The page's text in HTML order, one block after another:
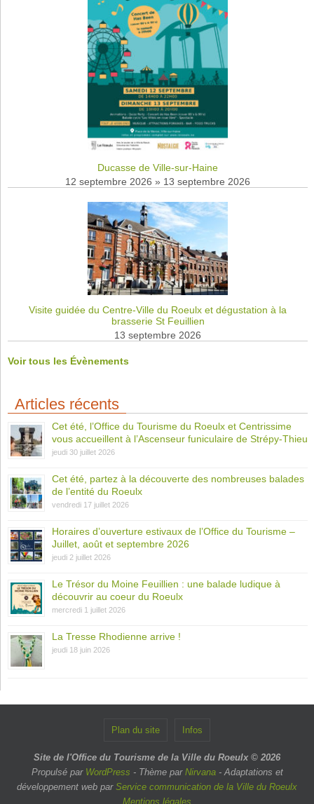
Ducasse de Ville-sur-Haine
12 septembre 2026 » 13 septembre 2026
Visite guidée du Centre-Ville du Roeulx et dégustation à la
brasserie St Feuillien
13 septembre 2026
Voir tous les Évènements
Articles récents
Cet été, l’Office du Tourisme du Roeulx et Centrissime
vous accueillent à l’Ascenseur funiculaire de Strépy-Thieu
jeudi 30 juillet 2026
Cet été, partez à la découverte des nombreuses balades
de l’entité du Roeulx
vendredi 17 juillet 2026
Horaires d’ouverture estivaux de l’Office du Tourisme –
Juillet, août et septembre 2026
jeudi 2 juillet 2026
Le Trésor du Moine Feuillien : une balade ludique à
découvrir au coeur du Roeulx
mercredi 1 juillet 2026
La Tresse Rhodienne arrive !
jeudi 18 juin 2026
Plan du site Infos
Site de l'Office du Tourisme de la Ville du Roeulx © 2026
Propulsé par WordPress - Thème par Nirvana- Adaptations et
développement web par Service communication de la Ville du Roeulx
Mentions légales